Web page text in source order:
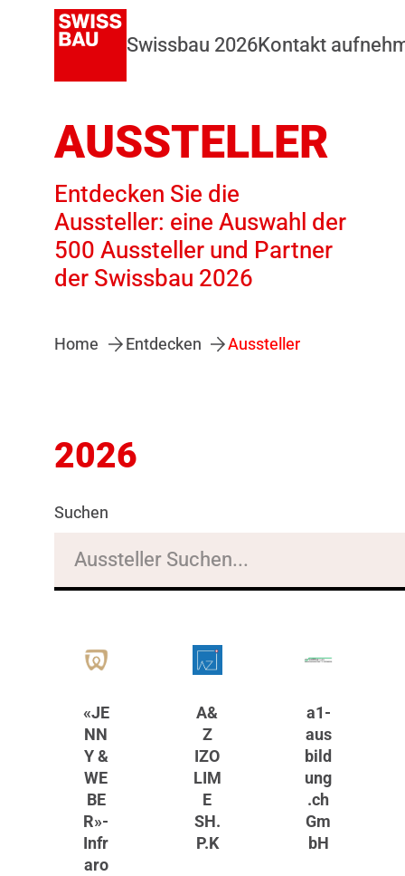
Swissbau 2026Kontakt
AUSSTELLER
Entdecken Sie die
Aussteller: eine Auswahl der
500 Aussteller und Partner
der Swissbau 2026
Home Entdecken Aussteller
2026
Suchen
«JE
NN
Y &
WE
BE
R»-
Infr
aro
A&
Z
IZO
LIM
E
SH.
P.K
a1-
aus
bild
ung
.ch
Gm
bH